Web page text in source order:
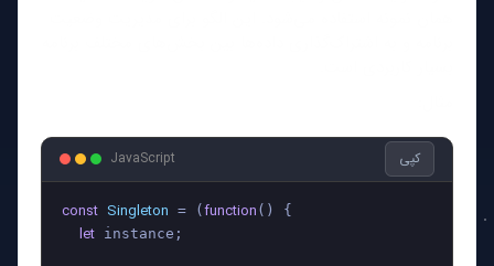
JavaScript کپی
const Singleton = ( function ( ) {
let instance;